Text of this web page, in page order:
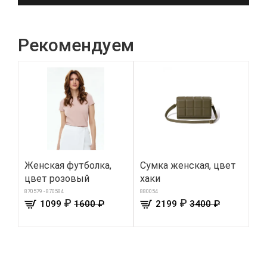
Рекомендуем
Женская футболка,
цвет розовый
870579 - 870584
1099 ₽ 1600 ₽
Сумка женская, цвет
хаки
880054
2199 ₽ 3400 ₽